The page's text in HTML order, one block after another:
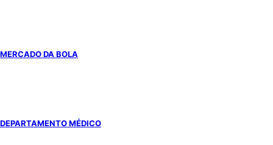
MERCADO DA BOLA
DEPARTAMENTO MÉDICO